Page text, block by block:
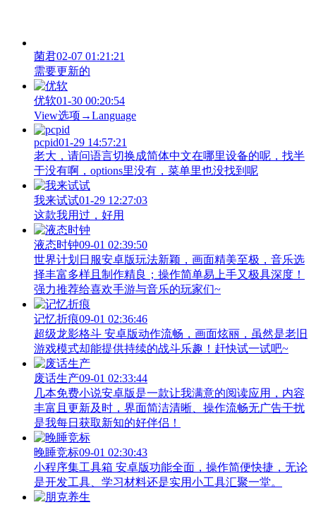
菌君02-07 01:21:21
需要更新的
优软01-30 00:20:54
View‌选项→Language
pcpid01-29 14:57:21
老大，请问语言切换成简体中文在哪里设备的呢，找半
于没有啊，options里没有，菜单里也没找到呢
我来试试01-29 12:27:03
这款我用过，好用
液态时钟09-01 02:39:50
世界计划日服安卓版玩法新颖，画面精美至极，音乐选
择丰富多样且制作精良；操作简单易上手又极具深度！
强力推荐给喜欢手游与音乐的玩家们~
记忆折痕09-01 02:36:46
超级龙影格斗 安卓版动作流畅，画面炫丽，虽然是老旧
游戏模式却能提供持续的战斗乐趣！赶快试一试吧~
废话生产09-01 02:33:44
几本免费小说安卓版是一款让我满意的阅读应用，内容
丰富且更新及时，界面简洁清晰、操作流畅无广告干扰
是我每日获取新知的好伴侣！
晚睡竞标09-01 02:30:43
小程序集工具箱 安卓版功能全面，操作简便快捷，无论
是开发工具、学习材料还是实用小工具汇聚一堂。